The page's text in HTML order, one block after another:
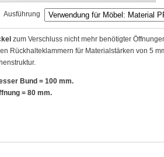
Ausführung
zum Verschluss nicht mehr benötigter
Rückhalteklammern für Materialstärken von 5
Bund = 100 mm.
= 80 mm.